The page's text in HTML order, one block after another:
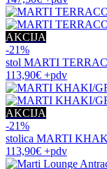
AKCIJA
-21%
stol MARTI
113,90€ +pdv
AKCIJA
-21%
stolica MARTI
113,90€ +pdv